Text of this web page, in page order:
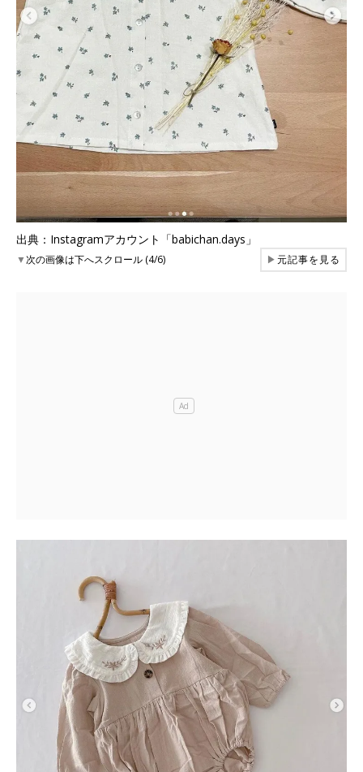
出典：Instagramアカウント「babichan.days」
▼次の画像は下へスクロール (4/6) ▶元記事を見る